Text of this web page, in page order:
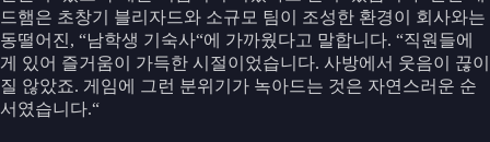
드햄은 초창기 블리자드와 소규모 팀이 조성한 환경이 회사와는
동떨어진, “남학생 기숙사“에 가까웠다고 말합니다. “직원들에
게 있어 즐거움이 가득한 시절이었습니다. 사방에서 웃음이 끊이
질 않았죠. 게임에 그런 분위기가 녹아드는 것은 자연스러운 순
서였습니다.“